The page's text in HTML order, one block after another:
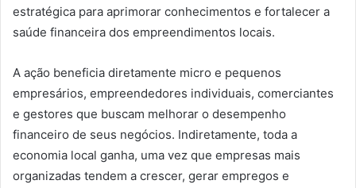
estratégica para aprimorar conhecimentos e fortalecer a
saúde financeira dos empreendimentos locais.
A ação beneficia diretamente micro e pequenos
empresários, empreendedores individuais, comerciantes
e gestores que buscam melhorar o desempenho
financeiro de seus negócios. Indiretamente, toda a
economia local ganha, uma vez que empresas mais
organizadas tendem a crescer, gerar empregos e